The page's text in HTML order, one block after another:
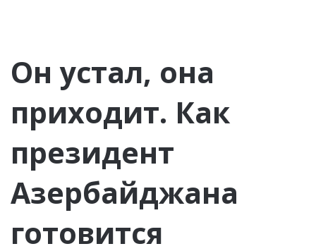
Он устал, она
приходит. Как
президент
Азербайджана
готовится